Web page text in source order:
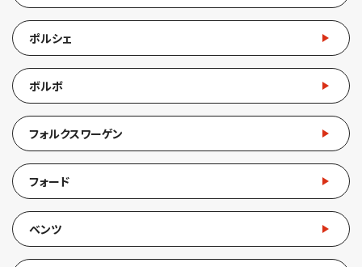
ポルシェ
ボルボ
フォルクスワーゲン
フォード
ベンツ